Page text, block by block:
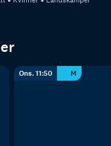
Ons. 11:50 M